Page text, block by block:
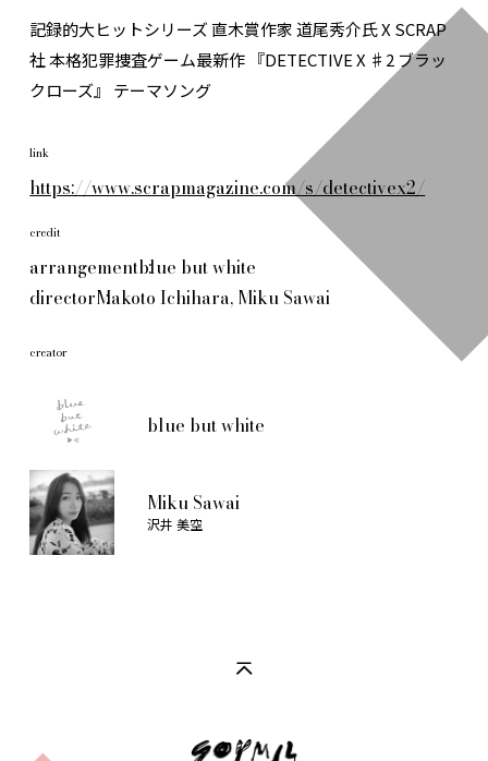
記録的大ヒットシリーズ 直木賞作家 道尾秀介氏 X SCRAP
社 本格犯罪捜査ゲーム最新作 『DETECTIVE X ♯2 ブラッ
クローズ』 テーマソング
link
https://www.scrapmagazine.com/s/detectivex2/
credit
arrangementblue but white
directorMakoto Ichihara, Miku Sawai
creator
blue but white
Miku Sawai
沢井 美空